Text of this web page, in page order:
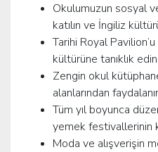
Okulumuzun sosyal
katılın ve İngiliz
Tarihi Royal
kültürüne tanıklık edin.
Zengin okul
alanlarından
Tüm yıl boyunca
yemek festivallerinin
Moda ve alışverişin